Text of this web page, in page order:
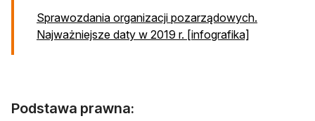
Sprawozdania organizacji pozarządowych.
Najważniejsze daty w 2019 r. [infografika]
Podstawa prawna: